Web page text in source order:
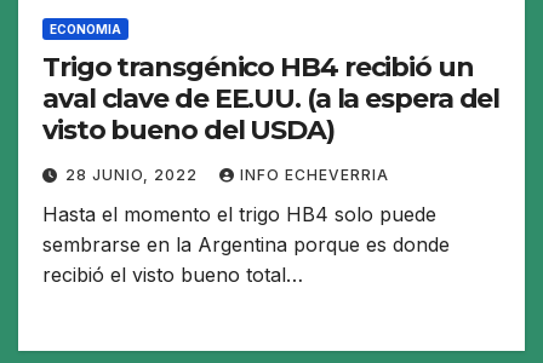
ECONOMIA
Trigo transgénico HB4 recibió un
aval clave de EE.UU. (a la espera del
visto bueno del USDA)
28 JUNIO, 2022 INFO ECHEVERRIA
Hasta el momento el trigo HB4 solo puede
sembrarse en la Argentina porque es donde
recibió el visto bueno total…